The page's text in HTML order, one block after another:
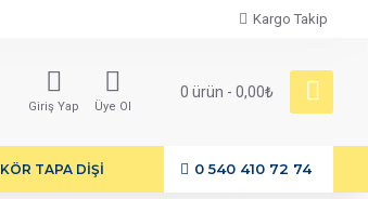
Kargo Takip
Giriş Yap Üye Ol
0 ürün - 0,00₺
KÖR TAPA DİŞİ 0 540 410 72 74